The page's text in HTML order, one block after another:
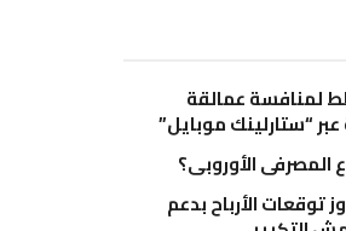
عمالقة
عبر “ستارلينك موبايل”
الأوروبى؟
توقعات الأرباح بدعم